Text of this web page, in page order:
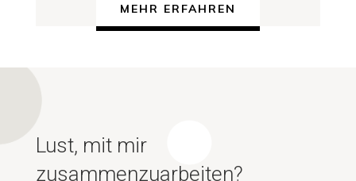
MEHR ERFAHREN
Lust, mit mir
zusammenzuarbeiten?